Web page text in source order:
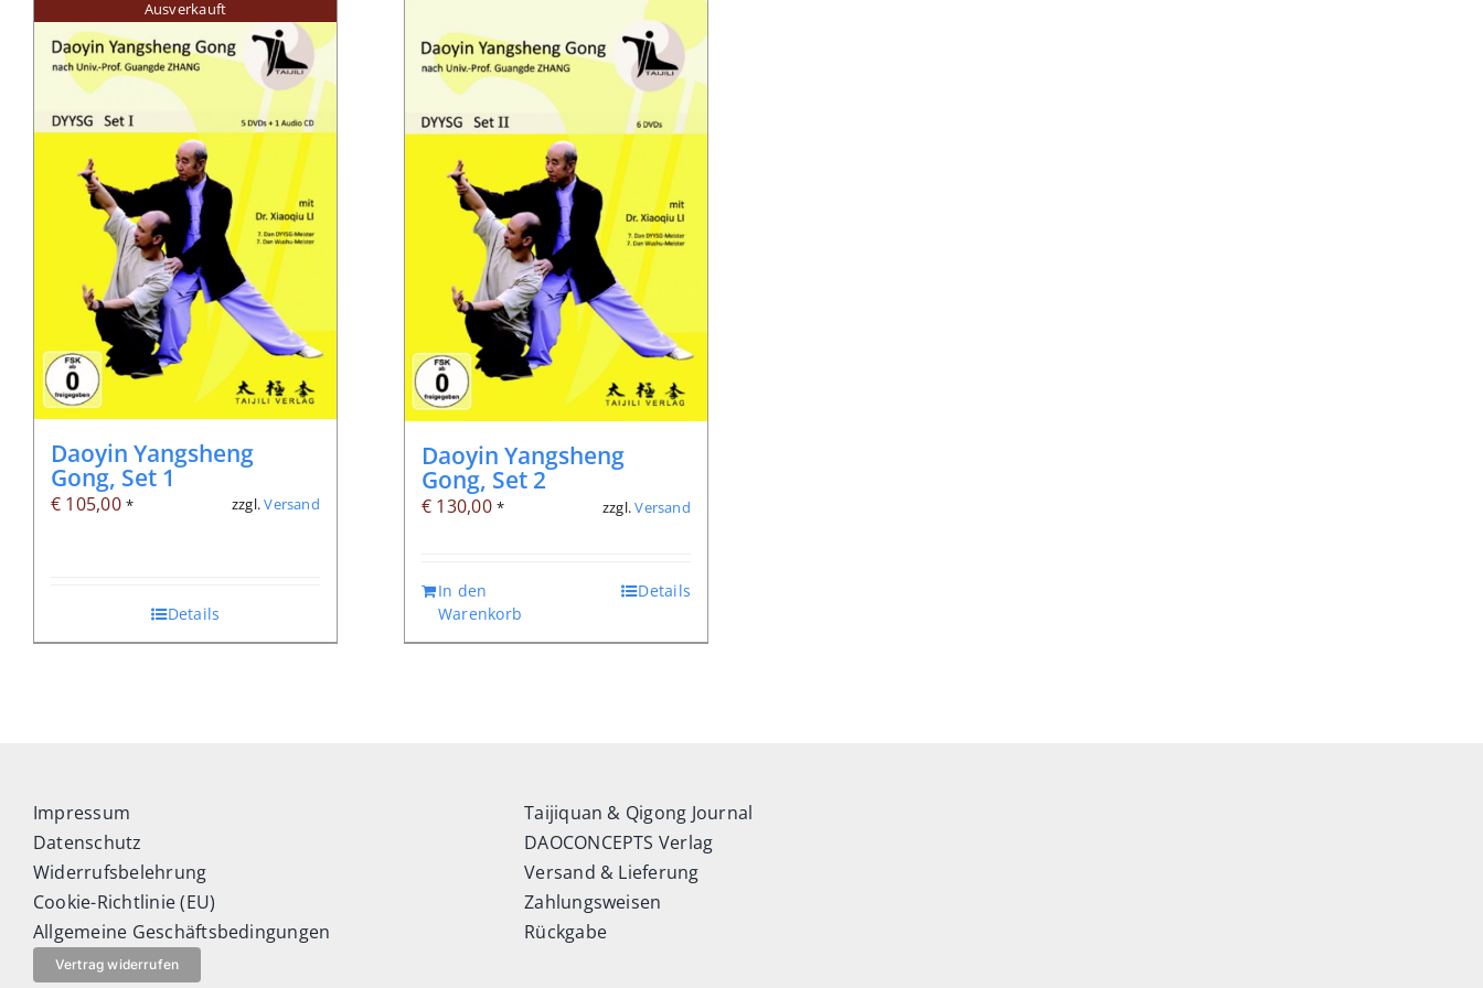
Ausverkauft
Daoyin Yangsheng
Gong, Set 1
€ 105,00 * zzgl.Versand
Details
Daoyin Yangsheng
Gong, Set 2
€ 130,00 * zzgl.Versand
In den
Warenkorb
Details
Impressum
Datenschutz
Widerrufsbelehrung
Cookie-Richtlinie (EU)
Allgemeine Geschäftsbedingungen
Vertrag widerrufen
Taijiquan & Qigong Journal
DAOCONCEPTS Verlag
Versand & Lieferung
Zahlungsweisen
Rückgabe